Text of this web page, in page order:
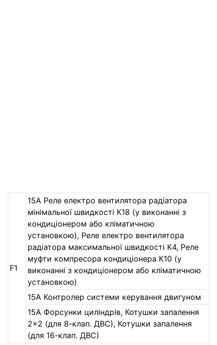
F1
15А Реле електро вентилятора радіатора
мінімальної швидкості К18 (у виконанні з
кондиціонером або кліматичною
установкою), Реле електро вентилятора
радіатора максимальної швидкості К4, Реле
муфти компресора кондиціонера К10 (у
виконанні з кондиціонером або кліматичною
установкою)
15А Контролер системи керування двигуном
15А Форсунки циліндрів, Котушки запалення
2×2 (для 8-клап. ДВС), Котушки запалення
(для 16-клап. ДВС)